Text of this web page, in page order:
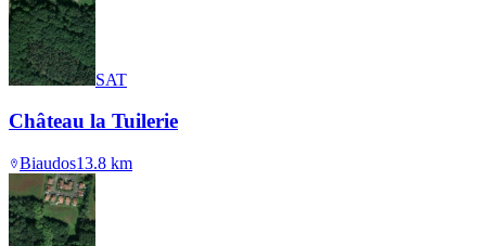
SAT
Château la Tuilerie
Biaudos13.8 km